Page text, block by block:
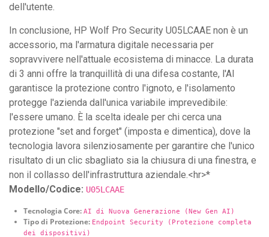
dell'utente.
In conclusione, HP Wolf Pro Security U05LCAAE non è un
accessorio, ma l'armatura digitale necessaria per
sopravvivere nell'attuale ecosistema di minacce. La durata
di 3 anni offre la tranquillità di una difesa costante, l'AI
garantisce la protezione contro l'ignoto, e l'isolamento
protegge l'azienda dall'unica variabile imprevedibile:
l'essere umano. È la scelta ideale per chi cerca una
protezione "set and forget" (imposta e dimentica), dove la
tecnologia lavora silenziosamente per garantire che l'unico
risultato di un clic sbagliato sia la chiusura di una finestra, e
non il collasso dell'infrastruttura aziendale.<hr>*
Modello/Codice: U05LCAAE
Tecnologia Core: AI di Nuova Generazione (New Gen AI)
Tipo di Protezione: Endpoint Security (Protezione completa
dei dispositivi)